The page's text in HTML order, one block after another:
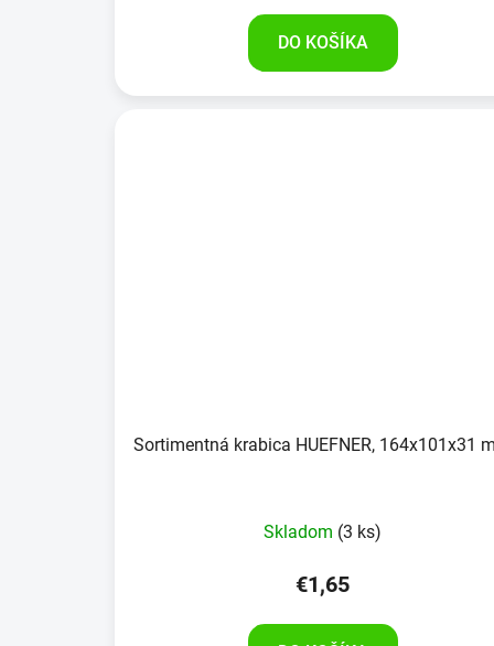
DO KOŠÍKA
Sortimentná krabica HUEFNER, 164x101x31
Skladom (3 ks)
€1,65